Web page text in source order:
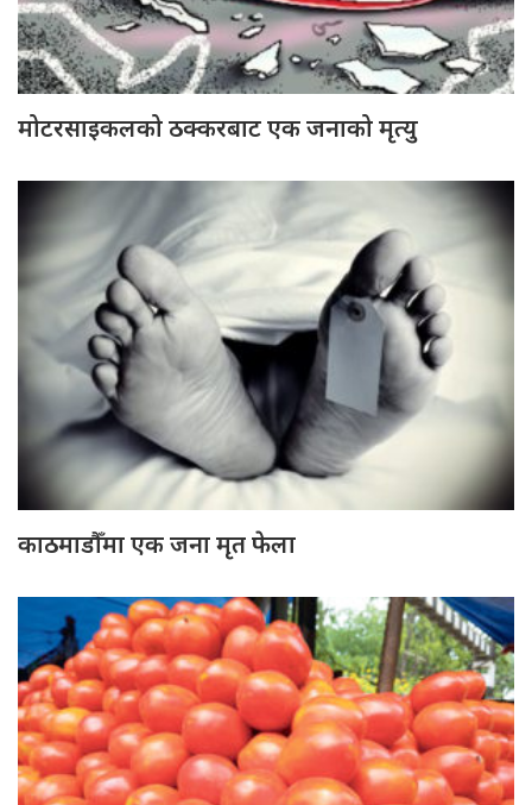
मोटरसाइकलको ठक्करबाट एक जनाको मृत्यु
काठमाडौँमा एक जना मृत फेला